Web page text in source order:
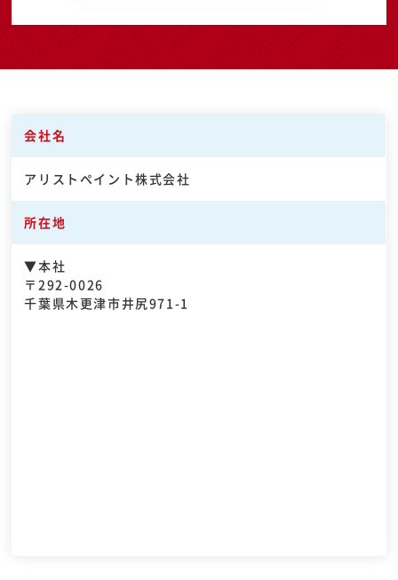
会社名
アリストペイント株式会社
所在地
▼本社
〒292-0026
千葉県木更津市井尻971-1